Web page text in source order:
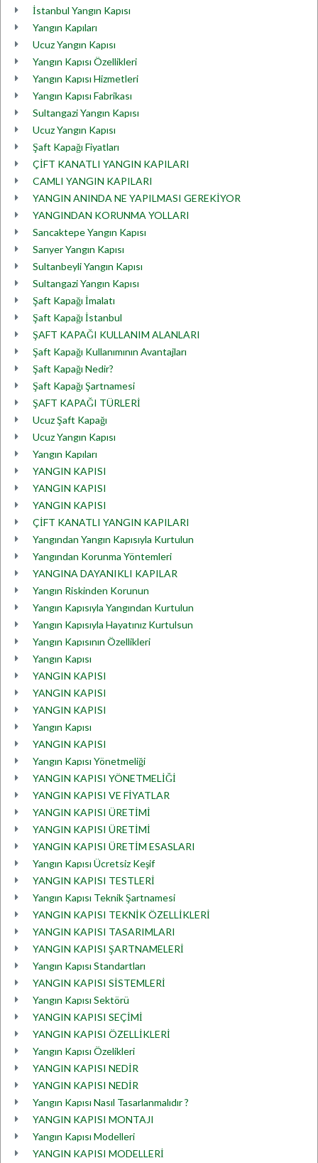
İstanbul Yangın Kapısı
Yangın Kapıları
Ucuz Yangın Kapısı
Yangın Kapısı Özellikleri
Yangın Kapısı Hizmetleri
Yangın Kapısı Fabrikası
Sultangazi Yangın Kapısı
Ucuz Yangın Kapısı
Şaft Kapağı Fiyatları
ÇİFT KANATLI YANGIN KAPILARI
CAMLI YANGIN KAPILARI
YANGIN ANINDA NE YAPILMASI GEREKİYOR
YANGINDAN KORUNMA YOLLARI
Sancaktepe Yangın Kapısı
Sarıyer Yangın Kapısı
Sultanbeyli Yangın Kapısı
Sultangazi Yangın Kapısı
Şaft Kapağı İmalatı
Şaft Kapağı İstanbul
ŞAFT KAPAĞI KULLANIM ALANLARI
Şaft Kapağı Kullanımının Avantajları
Şaft Kapağı Nedir?
Şaft Kapağı Şartnamesi
ŞAFT KAPAĞI TÜRLERİ
Ucuz Şaft Kapağı
Ucuz Yangın Kapısı
Yangın Kapıları
YANGIN KAPISI
YANGIN KAPISI
YANGIN KAPISI
ÇİFT KANATLI YANGIN KAPILARI
Yangından Yangın Kapısıyla Kurtulun
Yangından Korunma Yöntemleri
YANGINA DAYANIKLI KAPILAR
Yangın Riskinden Korunun
Yangın Kapısıyla Yangından Kurtulun
Yangın Kapısıyla Hayatınız Kurtulsun
Yangın Kapısının Özellikleri
Yangın Kapısı
YANGIN KAPISI
YANGIN KAPISI
YANGIN KAPISI
Yangın Kapısı
YANGIN KAPISI
Yangın Kapısı Yönetmeliği
YANGIN KAPISI YÖNETMELİĞİ
YANGIN KAPISI VE FİYATLAR
YANGIN KAPISI ÜRETİMİ
YANGIN KAPISI ÜRETİMİ
YANGIN KAPISI ÜRETİM ESASLARI
Yangın Kapısı Ücretsiz Keşif
YANGIN KAPISI TESTLERİ
Yangın Kapısı Teknik Şartnamesi
YANGIN KAPISI TEKNİK ÖZELLİKLERİ
YANGIN KAPISI TASARIMLARI
YANGIN KAPISI ŞARTNAMELERİ
Yangın Kapısı Standartları
YANGIN KAPISI SİSTEMLERİ
Yangın Kapısı Sektörü
YANGIN KAPISI SEÇİMİ
YANGIN KAPISI ÖZELLİKLERİ
Yangın Kapısı Özelikleri
YANGIN KAPISI NEDİR
YANGIN KAPISI NEDİR
Yangın Kapısı Nasıl Tasarlanmalıdır ?
YANGIN KAPISI MONTAJI
Yangın Kapısı Modelleri
YANGIN KAPISI MODELLERİ